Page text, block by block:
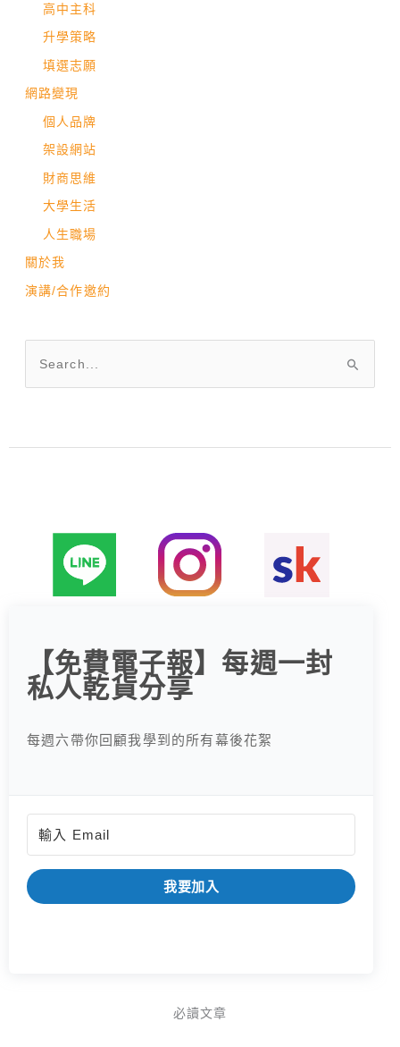
高中主科
升學策略
填選志願
網路變現
個人品牌
架設網站
財商思維
大學生活
人生職場
關於我
演講/合作邀約
【免費電子報】每週一封
私人乾貨分享
每週六帶你回顧我學到的所有幕後花絮
我要加入
必讀文章